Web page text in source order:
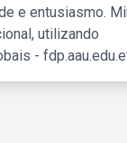
e entusiasmo.
utilizando
-